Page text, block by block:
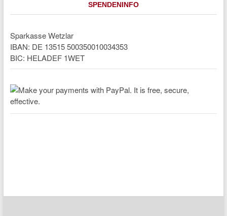
SPENDENINFO
Sparkasse Wetzlar
IBAN: DE 13515 500350010034353
BIC: HELADEF 1WET